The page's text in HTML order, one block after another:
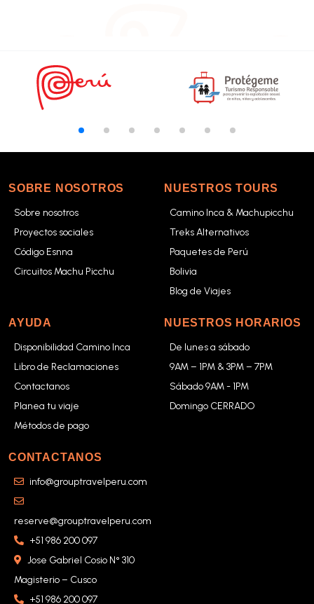
SOBRE NOSOTROS
Sobre nosotros
Proyectos sociales
Código Esnna
Circuitos Machu Picchu
NUESTROS TOURS
Camino Inca & Machupicchu
Treks Alternativos
Paquetes de Perú
Bolivia
Blog de Viajes
AYUDA
Disponibilidad Camino Inca
Libro de Reclamaciones
Contactanos
Planea tu viaje
Métodos de pago
NUESTROS HORARIOS
De lunes a sábado
9AM – 1PM & 3PM – 7PM
Sábado 9AM - 1PM
Domingo CERRADO
CONTACTANOS
info@grouptravelperu.com
reserve@grouptravelperu.com
+51 986 200 097
Jose Gabriel Cosio N° 310
Magisterio – Cusco
+51 986 200 097